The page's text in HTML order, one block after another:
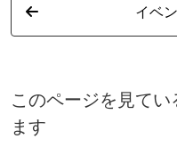
イベ
このページを見て
ます